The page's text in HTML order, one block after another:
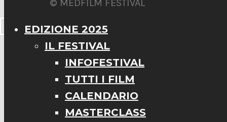
© MEDFILM FESTIVAL
EDIZIONE 2025
IL FESTIVAL
INFOFESTIVAL
TUTTI I FILM
CALENDARIO
MASTERCLASS